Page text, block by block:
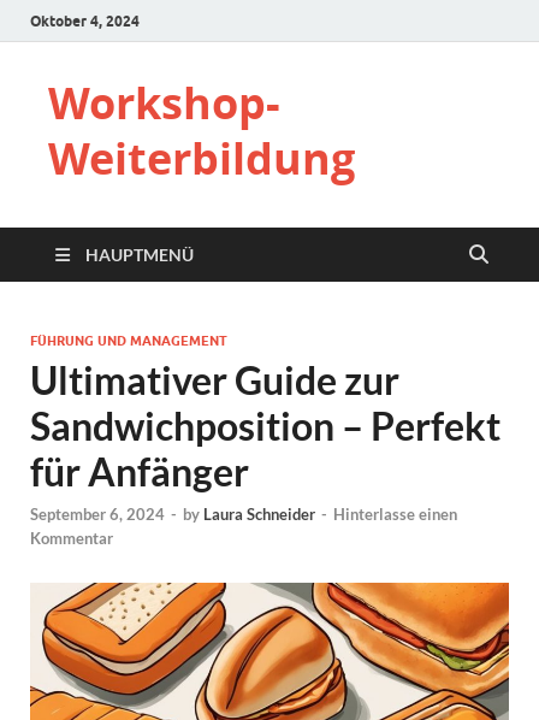
Oktober 4, 2024
Workshop-
Weiterbildung
HAUPTMENÜ
FÜHRUNG UND MANAGEMENT
Ultimativer Guide zur
Sandwichposition – Perfekt
für Anfänger
September 6, 2024 - by Laura Schneider - Hinterlasse einen
Kommentar